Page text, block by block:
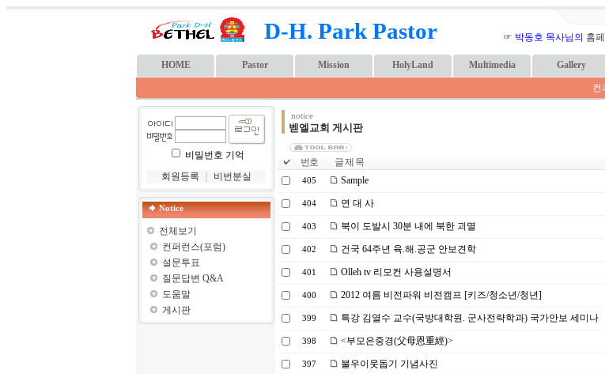
D-H. Park Pastor
☞ 박동호 목사님의 홈
HOME Pastor Mission HolyLand Multimedia Gallery
컨
비밀번호 기억
회원등록
비번분실
Notice
전체보기
컨퍼런스(포럼)
설문투표
질문답변 Q&A
도움말
게시판
notice
벧엘교회 게시판
번호 글 제 목
405 Sample
404 연 대 사
403 북이 도발시 30분 내에 북한 괴멸
402 건국 64주년 육.해.공군 안보견학
401 Olleh tv 리모컨 사용설명서
400 2012 여름 비전파워 비전캠프 [키즈/청소년/청년]
399 특강 김열수 교수(국방대학원. 군사전략학과) 국가안보 세미나
398 <부모은중경(父母恩重經)>
397 불우이웃돕기 기념사진